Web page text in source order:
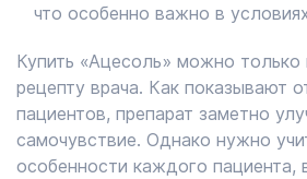
что особенно важно в
Купить «Ацесоль» можно только
рецепту врача. Как показывают
пациентов, препарат заметно
самочувствие. Однако нужно
особенности каждого пациента,